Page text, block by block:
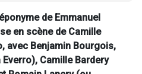
de Emmanuel
en scène de Camille
avec Benjamin Bourgois,
Camille Bardery